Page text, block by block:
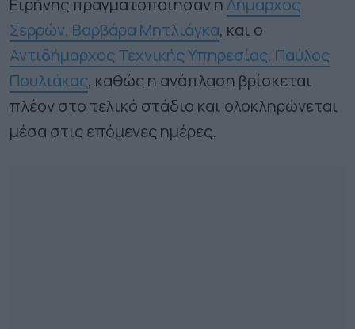
Ειρήνης πραγματοποίησαν ηΔήμαρχος
Σερρών, Βαρβάρα Μητλιάγκα, και ο
Αντιδήμαρχος Τεχνικής Υπηρεσίας, Παύλος
Πουλιάκας, καθώς η ανάπλαση βρίσκεται
πλέον στο τελικό στάδιο και ολοκληρώνεται
μέσα στις επόμενες ημέρες.